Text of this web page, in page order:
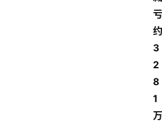
亏
约
3
2
8
1
万